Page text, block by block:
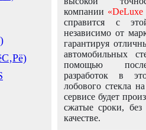
компании «DeLuxe
справится с
независимо от
гарантируя
автомобильных
помощью
разработок в
лобового стекла
сервисе будет
сжатые сроки,
качестве.